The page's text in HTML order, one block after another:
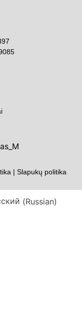
| Slapukų politika
(Russian)